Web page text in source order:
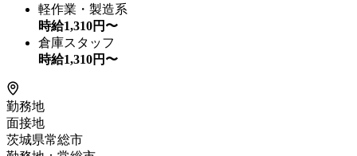
軽作業・製造系
時給1,310円〜
倉庫スタッフ
時給1,310円〜
勤務地
面接地
茨城県常総市